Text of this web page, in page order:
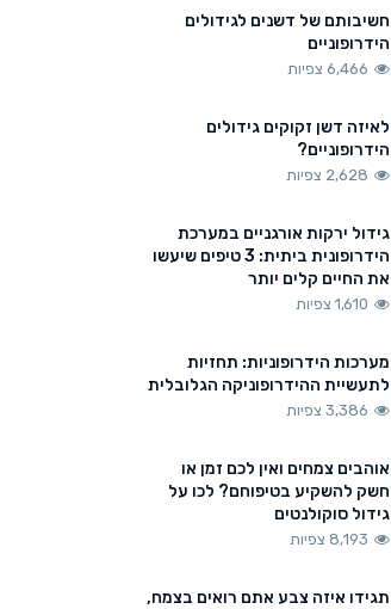
חשיבותם של דשנים לגידולים
הידרופוניים
6,466 צפיות
לאיזה דשן זקוקים גידולים
הידרופוניים?
2,628 צפיות
גידול ירקות אורגניים במערכת
הידרופונית ביתית: 3 טיפים שיעשו
את החיים קלים יותר
1,610 צפיות
מערכות הידרופוניות: תחזיות
לתעשיית ההידרופוניקה הגלובלית
3,386 צפיות
אוהבים צמחים ואין לכם זמן או
חשק להשקיע בטיפוחם? לכו על
גידול סוקולנטים
8,193 צפיות
תגידו איזה צבע אתם רואים בצמח,